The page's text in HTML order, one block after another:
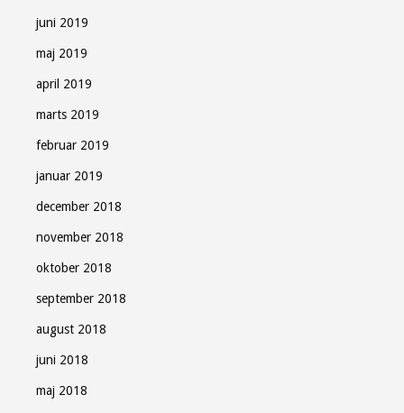
juni 2019
maj 2019
april 2019
marts 2019
februar 2019
januar 2019
december 2018
november 2018
oktober 2018
september 2018
august 2018
juni 2018
maj 2018